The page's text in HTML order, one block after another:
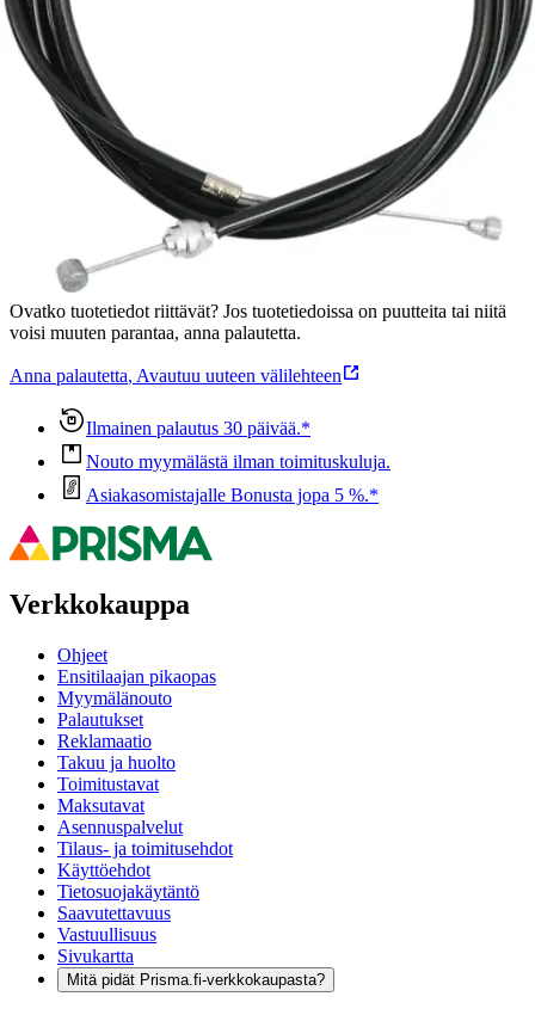
Suojattu, kuorellinen yleisvaijeri sivuvipujarruihin. Sisävaijerissa on
erilaiset päät, jotka käyvät jarrukahvaan ja jarrusatulaan. Vaijerin
halkaisija on 1,2 mm ja pituus 1,65 m.
Ominaisuudet
Oletko tyytyväinen tuotetietoihin?
Ovatko tuotetiedot riittävät? Jos tuotetiedoissa on puutteita tai niitä
voisi muuten parantaa, anna palautetta.
Anna palautetta, Avautuu uuteen välilehteen
Ilmainen palautus 30 päivää.*
Nouto myymälästä ilman toimituskuluja.
Asiakasomistajalle Bonusta jopa 5 %.*
Verkkokauppa
Ohjeet
Ensitilaajan pikaopas
Myymälänouto
Palautukset
Reklamaatio
Takuu ja huolto
Toimitustavat
Maksutavat
Asennuspalvelut
Tilaus- ja toimitusehdot
Käyttöehdot
Tietosuojakäytäntö
Saavutettavuus
Vastuullisuus
Sivukartta
Mitä pidät Prisma.fi-verkkokaupasta?